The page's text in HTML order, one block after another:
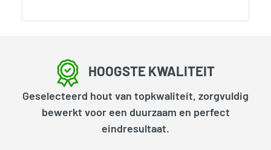
HOOGSTE KWALITEIT
Geselecteerd hout van topkwaliteit, zorgvuldig
bewerkt voor een duurzaam en perfect
eindresultaat.